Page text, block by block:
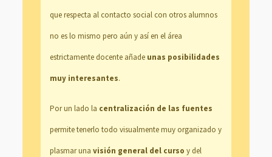
que respecta al contacto social con otros alumnos
no es lo mismo pero aún y así en el área
estrictamente docente añade unas posibilidades
muy interesantes.
Por un lado la centralización de las fuentes
permite tenerlo todo visualmente muy organizado y
plasmar una visión general del curso y del